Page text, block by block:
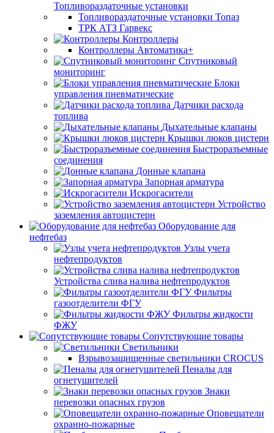
Топливораздаточные установки
Топливораздаточные установки Топаз
ТРК АТЗ Гарвекс
Контроллеры
Контроллеры Автоматика+
Спутниковый
мониторинг
Блоки
управления пневматические
Датчики расхода
топлива
Дыхательные клапаны
Крышки люков цистерн
Быстроразъемные
соединения
Донные клапана
Запорная арматура
Искрогасители
Устройство
заземления автоцистерн
Оборудование для
нефтебаз
Узлы учета
нефтепродуктов
Устройства слива налива нефтепродуктов
Фильтры
газоотделители ФГУ
Фильтры жидкости
ФЖУ
Сопутствующие товары
Светильники
Взрывозащищенные светильники CROCUS
Пеналы для
огнетушителей
Знаки
перевозки опасных грузов
Оповещатели
охранно-пожарные